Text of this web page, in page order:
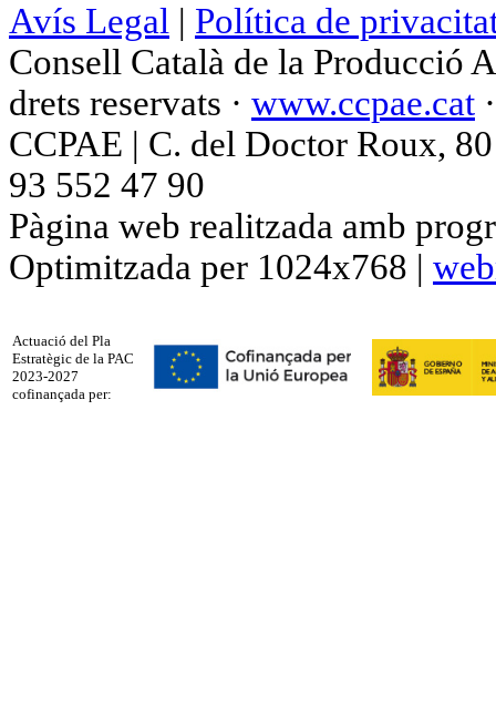
Avís Legal | Política de
Consell Català de la Producció
drets reservats · www.ccpae.cat
CCPAE | C. del Doctor Roux,
93 552 47 90
Pàgina web realitzada amb
Optimitzada per 1024x768 |
Actuació del Pla
Estratègic de la PAC
2023-2027
cofinançada per: